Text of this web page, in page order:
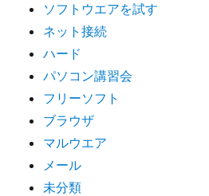
ソフトウエアを試す
ネット接続
ハード
パソコン講習会
フリーソフト
ブラウザ
マルウエア
メール
未分類